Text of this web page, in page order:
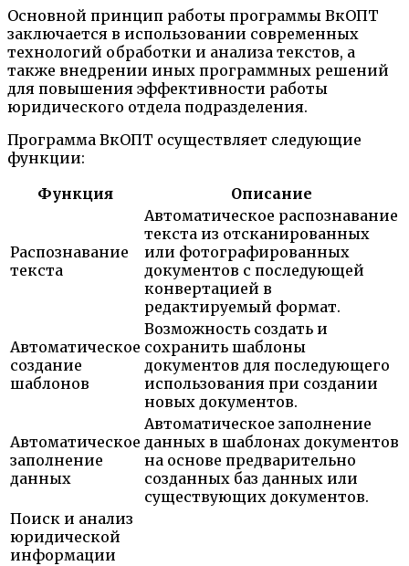
Основной принцип работы программы ВкОПТ
заключается в использовании современных
технологий обработки и анализа текстов, а
также внедрении иных программных решений
для повышения эффективности работы
юридического отдела подразделения.
Программа ВкОПТ осуществляет следующие
функции:
Функция
Описание
Распознавание
текста
Автоматическое распознавание
текста из отсканированных
или фотографированных
документов с последующей
конвертацией в
редактируемый формат.
Автоматическое
создание
шаблонов
Возможность создать и
сохранить шаблоны
документов для последующего
использования при создании
новых документов.
Автоматическое
заполнение
данных
Автоматическое заполнение
данных в шаблонах документов
на основе предварительно
созданных баз данных или
существующих документов.
Поиск и анализ
юридической
информации